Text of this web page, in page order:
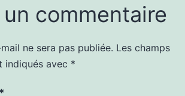
commentaire
ne sera pas publiée. Les champs
indiqués avec *
*